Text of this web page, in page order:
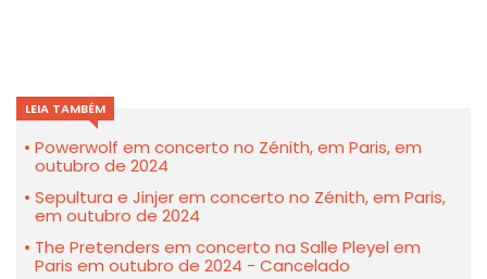
LEIA TAMBÉM
Powerwolf em concerto no Zénith, em Paris, em
outubro de 2024
Sepultura e Jinjer em concerto no Zénith, em Paris,
em outubro de 2024
The Pretenders em concerto na Salle Pleyel em
Paris em outubro de 2024 - Cancelado